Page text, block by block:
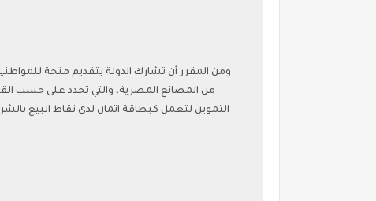
من المصانع المصرية، والتي تحدد على حسب
التموين لتعمل كبطاقة اتمان لدى نقاط البيع